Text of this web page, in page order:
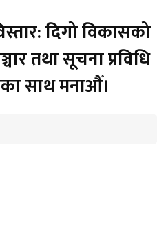
दिगो विकासको
तथा सूचना प्रविधि
साथ मनाऔँ।